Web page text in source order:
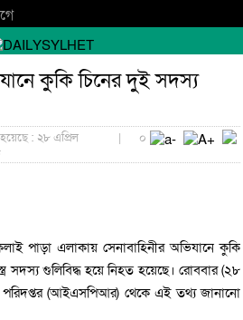
কুকি চিনের দুই সদস্য
: ২৮ এপ্রিল
| ০
পাড়া এলাকায় সেনাবাহিনীর অভিযানে কুকি
সদস্য গুলিবিদ্ধ হয়ে নিহত হয়েছে। রোববার (২৮
পরিদপ্তর (আইএসপিআর) থেকে এই তথ্য জানানো